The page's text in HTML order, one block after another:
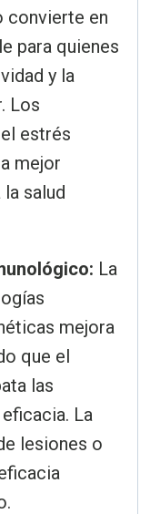
convierte en
para quienes
y la
Los
estrés
mejor
salud
La
mejora
que el
las
La
lesiones o